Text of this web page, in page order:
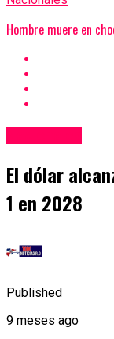
Hombre muere en
El dólar
1 en 2028
Published
9 meses ago